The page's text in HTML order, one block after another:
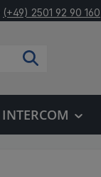
(+49) 2501 92 90 160
INTERCOM